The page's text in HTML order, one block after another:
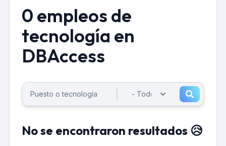
0 empleos de
tecnología en
DBAccess
No se encontraron resultados 😥